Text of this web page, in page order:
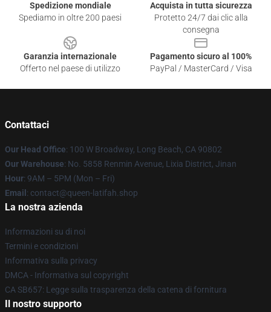
Spedizione mondiale
Spediamo in oltre 200 paesi
Acquista in tutta sicurezza
Protetto 24/7 dai clic alla
consegna
Garanzia internazionale
Offerto nel paese di utilizzo
Pagamento sicuro al 100%
PayPal / MasterCard / Visa
Contattaci
Our Head Office: 100 W Broadway, Long Beach, CA 90802
Our Warehouse: No. 5858 Renmin Avenue, Lixia District, Jinan
Hour: 9AM – 5PM (Mon – Fri)
Email : contact@queen-latifah.shop
La nostra azienda
Informazioni su di noi
Termini e condizioni
Informativa sulla privacy
DMCA - Informativa sul copyright
CA SB657: Legge sulla trasparenza della catena di fornitura
Il nostro supporto